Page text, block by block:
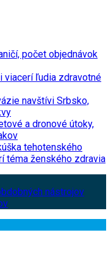
počet objednávok
viacerí ľudia zdravotné
navštívi Srbsko,
a dronové útoky,
tehotenského
téma ženského zdravia
nástrojov